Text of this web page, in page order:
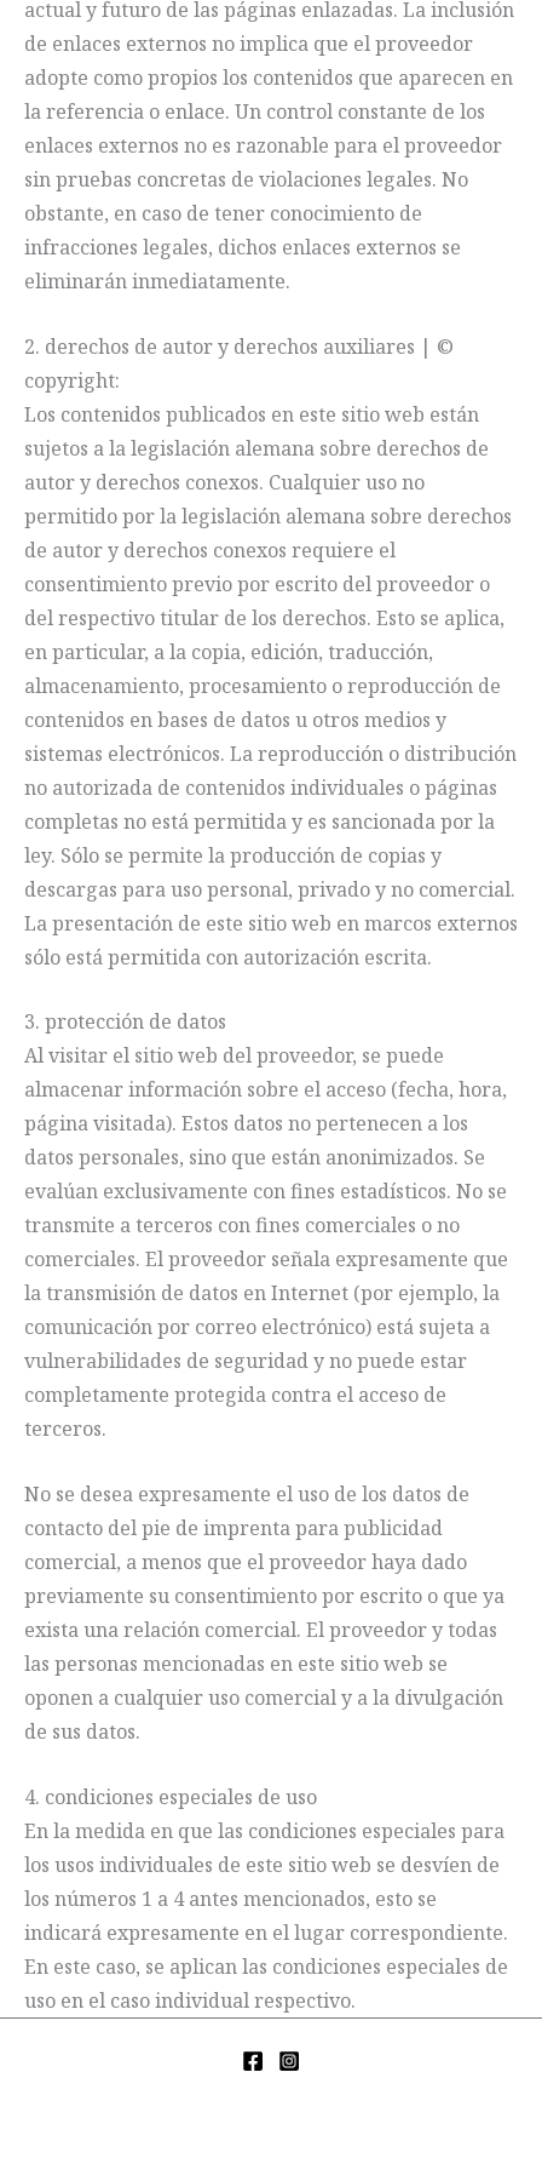
actual y futuro de las páginas enlazadas. La inclusión
de enlaces externos no implica que el proveedor
adopte como propios los contenidos que aparecen en
la referencia o enlace. Un control constante de los
enlaces externos no es razonable para el proveedor
sin pruebas concretas de violaciones legales. No
obstante, en caso de tener conocimiento de
infracciones legales, dichos enlaces externos se
eliminarán inmediatamente.
2. derechos de autor y derechos auxiliares | ©
copyright:
Los contenidos publicados en este sitio web están
sujetos a la legislación alemana sobre derechos de
autor y derechos conexos. Cualquier uso no
permitido por la legislación alemana sobre derechos
de autor y derechos conexos requiere el
consentimiento previo por escrito del proveedor o
del respectivo titular de los derechos. Esto se aplica,
en particular, a la copia, edición, traducción,
almacenamiento, procesamiento o reproducción de
contenidos en bases de datos u otros medios y
sistemas electrónicos. La reproducción o distribución
no autorizada de contenidos individuales o páginas
completas no está permitida y es sancionada por la
ley. Sólo se permite la producción de copias y
descargas para uso personal, privado y no comercial.
La presentación de este sitio web en marcos externos
sólo está permitida con autorización escrita.
3. protección de datos
Al visitar el sitio web del proveedor, se puede
almacenar información sobre el acceso (fecha, hora,
página visitada). Estos datos no pertenecen a los
datos personales, sino que están anonimizados. Se
evalúan exclusivamente con fines estadísticos. No se
transmite a terceros con fines comerciales o no
comerciales. El proveedor señala expresamente que
la transmisión de datos en Internet (por ejemplo, la
comunicación por correo electrónico) está sujeta a
vulnerabilidades de seguridad y no puede estar
completamente protegida contra el acceso de
terceros.
No se desea expresamente el uso de los datos de
contacto del pie de imprenta para publicidad
comercial, a menos que el proveedor haya dado
previamente su consentimiento por escrito o que ya
exista una relación comercial. El proveedor y todas
las personas mencionadas en este sitio web se
oponen a cualquier uso comercial y a la divulgación
de sus datos.
4. condiciones especiales de uso
En la medida en que las condiciones especiales para
los usos individuales de este sitio web se desvíen de
los números 1 a 4 antes mencionados, esto se
indicará expresamente en el lugar correspondiente.
En este caso, se aplican las condiciones especiales de
uso en el caso individual respectivo.